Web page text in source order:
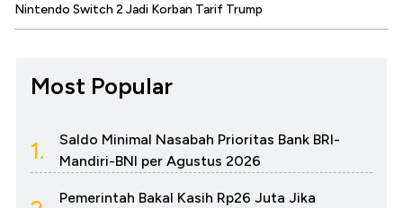
Nintendo Switch 2 Jadi Korban Tarif Trump
Most Popular
1.
Saldo Minimal Nasabah Prioritas Bank BRI-
Mandiri-BNI per Agustus 2026
Pemerintah Bakal Kasih Rp26 Juta Jika